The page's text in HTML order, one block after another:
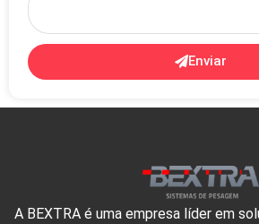
Enviar
A BEXTRA é uma empresa líder em